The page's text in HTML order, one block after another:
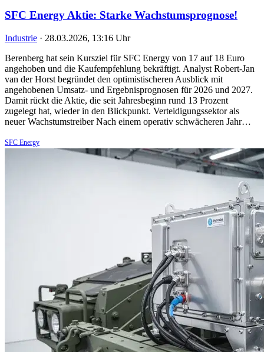
SFC Energy Aktie: Starke Wachstumsprognose!
Industrie · 28.03.2026, 13:16 Uhr
Berenberg hat sein Kursziel für SFC Energy von 17 auf 18 Euro
angehoben und die Kaufempfehlung bekräftigt. Analyst Robert-Jan
van der Horst begründet den optimistischeren Ausblick mit
angehobenen Umsatz- und Ergebnisprognosen für 2026 und 2027.
Damit rückt die Aktie, die seit Jahresbeginn rund 13 Prozent
zugelegt hat, wieder in den Blickpunkt. Verteidigungssektor als
neuer Wachstumstreiber Nach einem operativ schwächeren Jahr…
SFC Energy